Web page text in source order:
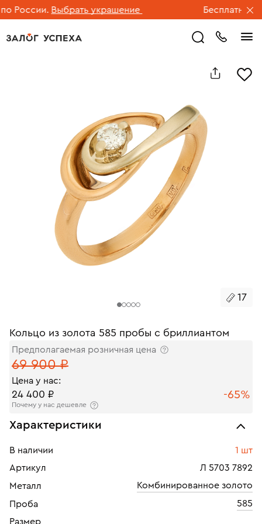
России. Выбрать украшение Бесплатная
17
Кольцо из золота 585 пробы с бриллиантом
Предполагаемая розничная цена
69 900 ₽
Цена у нас:
24 400 ₽ -65%
Почему у нас дешевле
Характеристики
В наличии
1 шт
Артикул
Л 5703 7892
Металл
Комбинированное золото
Проба
585
Размер